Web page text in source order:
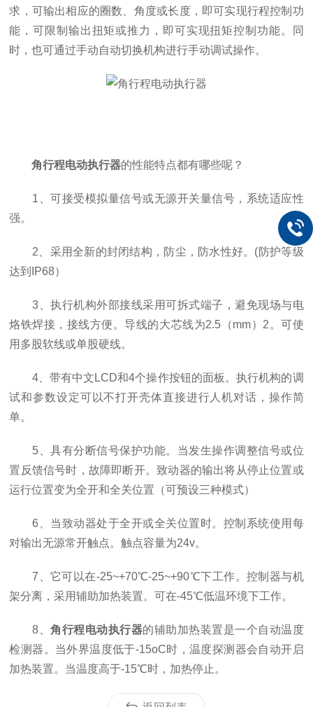
求，可输出相应的圈数、角度或长度，即可实现行程控制功
能，可限制输出扭矩或推力，即可实现扭矩控制功能。同
时，也可通过手动自动切换机构进行手动调试操作。
角行程电动执行器的性能特点都有哪些呢？
1、可接受模拟量信号或无源开关量信号，系统适应性
强。
2、采用全新的封闭结构，防尘，防水性好。(防护等级
达到IP68）
3、执行机构外部接线采用可拆式端子，避免现场与电
烙铁焊接，接线方便。导线的大芯线为2.5（mm）2。可使
用多股软线或单股硬线。
4、带有中文LCD和4个操作按钮的面板。执行机构的调
试和参数设定可以不打开壳体直接进行人机对话，操作简
单。
5、具有分断信号保护功能。当发生操作调整信号或位
置反馈信号时，故障即断开。致动器的输出将从停止位置或
运行位置变为全开和全关位置（可预设三种模式）
6、当致动器处于全开或全关位置时。控制系统使用每
对输出无源常开触点。触点容量为24v。
7、它可以在-25~+70℃-25~+90℃下工作。控制器与机
架分离，采用辅助加热装置。可在-45℃低温环境下工作。
8、角行程电动执行器的辅助加热装置是一个自动温度
检测器。当外界温度低于-15oC时，温度探测器会自动开启
加热装置。当温度高于-15℃时，加热停止。